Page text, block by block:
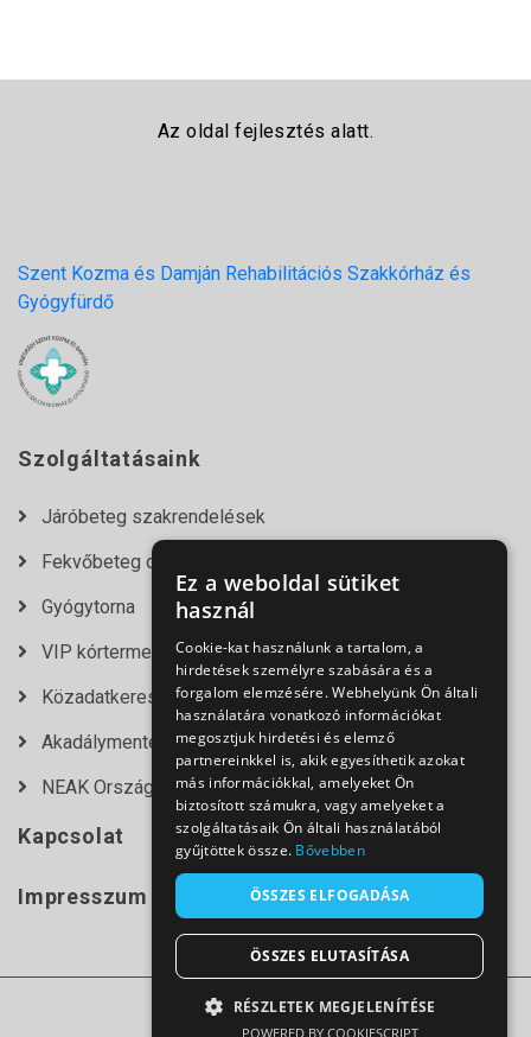
Az oldal fejlesztés alatt.
Szent Kozma és Damján Rehabilitációs Szakkórház és
Gyógyfürdő
Szolgáltatásaink
Járóbeteg szakrendelések
Fekvőbeteg osztályok
Gyógytorna
VIP kórtermek
Közadatkereső
Akadálymentesítési nyilatkozat
NEAK Országos Várólista Lekérdező
Kapcsolat
Impresszum
© 2021
Ez a weboldal sütiket
használ
Cookie-kat használunk a tartalom, a
hirdetések személyre szabására és a
forgalom elemzésére. Webhelyünk Ön általi
használatára vonatkozó információkat
megosztjuk hirdetési és elemző
partnereinkkel is, akik egyesíthetik azokat
más információkkal, amelyeket Ön
biztosított számukra, vagy amelyeket a
szolgáltatásaik Ön általi használatából
gyűjtöttek össze. Bővebben
ÖSSZES ELFOGADÁSA
ÖSSZES ELUTASÍTÁSA
RÉSZLETEK MEGJELENÍTÉSE
POWERED BY COOKIESCRIPT